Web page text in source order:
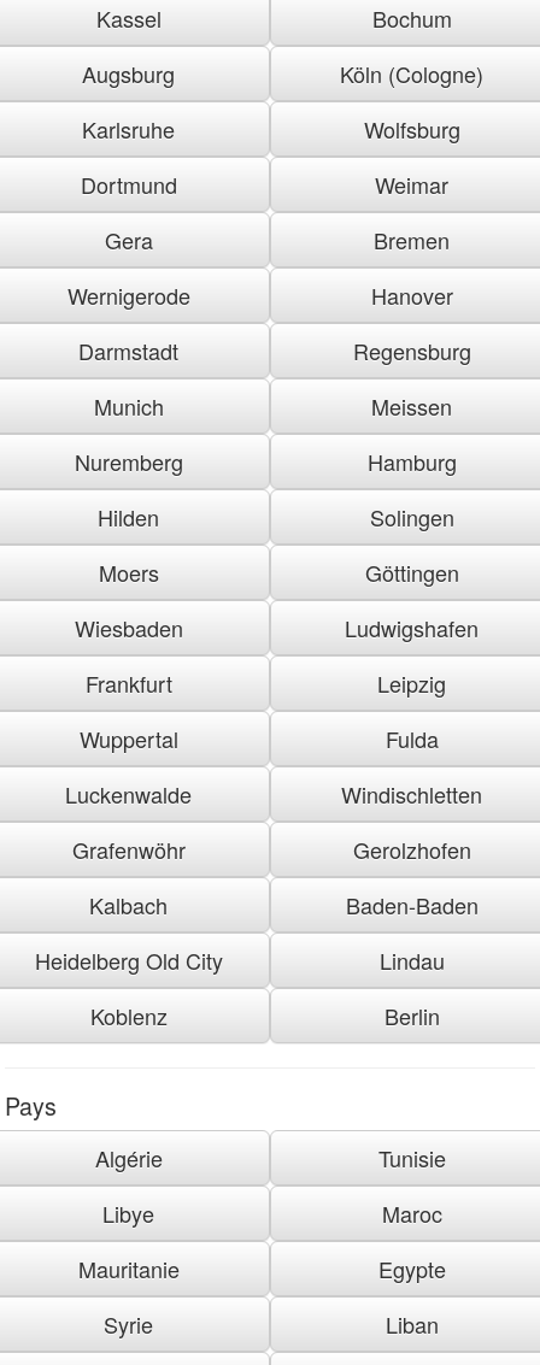
Kassel
Bochum
Augsburg
Köln (Cologne)
Karlsruhe
Wolfsburg
Dortmund
Weimar
Gera
Bremen
Wernigerode
Hanover
Darmstadt
Regensburg
Munich
Meissen
Nuremberg
Hamburg
Hilden
Solingen
Moers
Göttingen
Wiesbaden
Ludwigshafen
Frankfurt
Leipzig
Wuppertal
Fulda
Luckenwalde
Windischletten
Grafenwöhr
Gerolzhofen
Kalbach
Baden-Baden
Heidelberg Old City
Lindau
Koblenz
Berlin
Pays
Algérie
Tunisie
Libye
Maroc
Mauritanie
Egypte
Syrie
Liban